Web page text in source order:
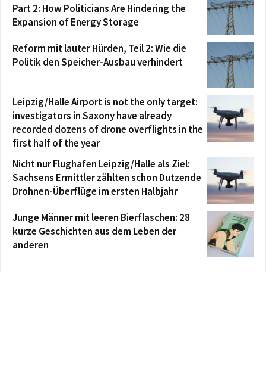
Part 2: How Politicians Are Hindering the
Expansion of Energy Storage
Reform mit lauter Hürden, Teil 2: Wie die
Politik den Speicher-Ausbau verhindert
Leipzig/Halle Airport is not the only target:
investigators in Saxony have already
recorded dozens of drone overflights in the
first half of the year
Nicht nur Flughafen Leipzig/Halle als Ziel:
Sachsens Ermittler zählten schon Dutzende
Drohnen-Überflüge im ersten Halbjahr
Junge Männer mit leeren Bierflaschen: 28
kurze Geschichten aus dem Leben der
anderen